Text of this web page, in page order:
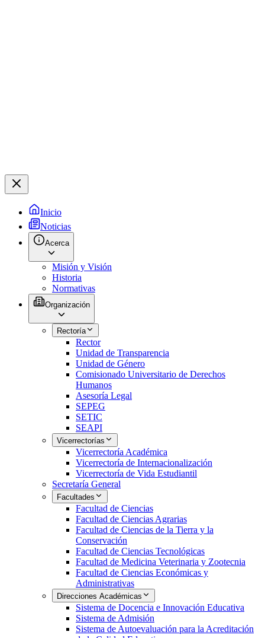
Inicio
Noticias
Acerca
Misión y Visión
Historia
Normativas
Organización
Rectoría
Rector
Unidad de Transparencia
Unidad de Género
Comisionado Universitario de Derechos
Humanos
Asesoría Legal
SEPEG
SETIC
SEAPI
Vicerrectorías
Vicerrectoría Académica
Vicerrectoría de Internacionalización
Vicerrectoría de Vida Estudiantil
Secretaría General
Facultades
Facultad de Ciencias
Facultad de Ciencias Agrarias
Facultad de Ciencias de la Tierra y la
Conservación
Facultad de Ciencias Tecnológicas
Facultad de Medicina Veterinaria y Zootecnia
Facultad de Ciencias Económicas y
Administrativas
Direcciones Académicas
Sistema de Docencia e Innovación Educativa
Sistema de Admisión
Sistema de Autoevaluación para la Acreditación